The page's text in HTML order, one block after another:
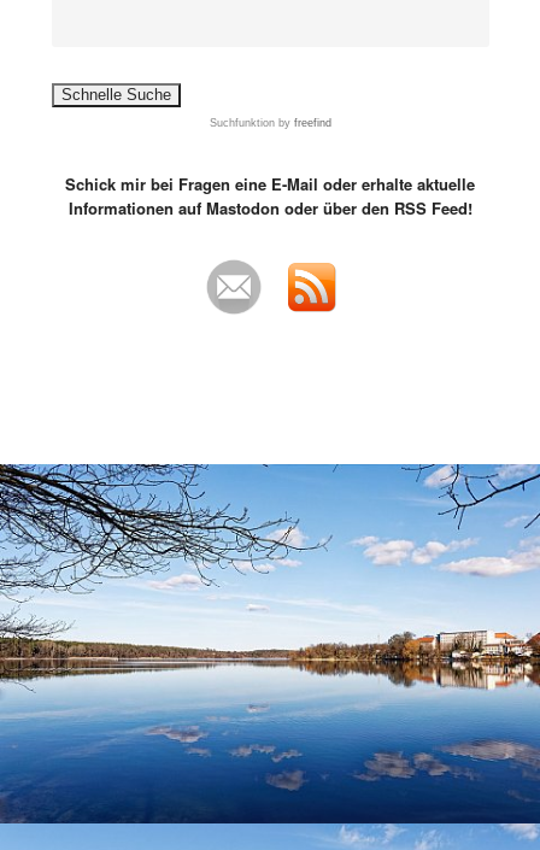
Suchfunktionby freefind
Schick mir bei Fragen eine E-Mail oder erhalte aktuelle
Informationen auf Mastodon oder über den RSS Feed!